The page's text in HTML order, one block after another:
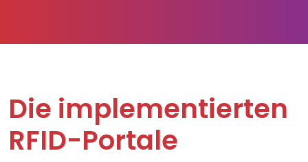
Die implementierten
RFID-Portale